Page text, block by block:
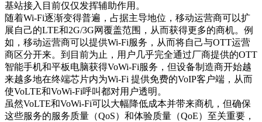
招
聘
启
事
合
作
伙
伴
基站接入目前仅仅发挥辅助作用。
随着Wi-Fi逐渐变得普遍，占据主导地位，移动运营商可以扩
展自己的LTE和2G/3G网覆盖范围，从而获得更多的商机。例
如，移动运营商可以提供Wi-Fi服务，从而将自己与OTT运营
商区分开来。到目前为止，用户几乎完全通过厂商提供的OTT
智能手机和平板电脑获得VoWi-Fi服务，但设备制造商开始越
来越多地在终端芯片内为Wi-Fi 提供免费的VoIP客户端，从而
使VoLTE和VoWi-Fi呼叫都对用户透明。
虽然VoLTE和VoWi-Fi可以大幅降低成本并带来商机，但确保
这些服务的服务质量（QoS）和体验质量（QoE）至关重要，